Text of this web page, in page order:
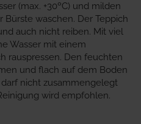
(max. +30ºC) und milden
waschen. Der Teppich
auch nicht reiben. Mit viel
Wasser mit einem
rauspressen. Den feuchten
und flach auf dem Boden
nicht zusammengelegt
wird empfohlen.